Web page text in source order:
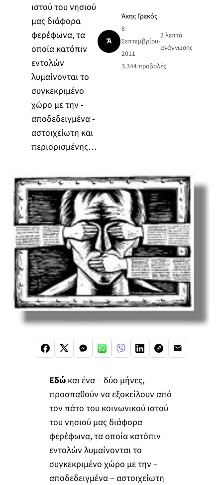
ιστού του νησιού
μας διάφορα
φερέφωνα, τα
οποία κατόπιν
εντολών
λυμαίνονται το
συγκεκριμένο
χώρο με την -
αποδεδειγμένα -
αστοιχείωτη και
περιορισμένης…
Ά
Άκης Γρεκός
8
Σεπτεμβρίου
2011
•
2 λεπτά
ανάγνωσης
3.344προβολές
Εδώ και ένα – δύο μήνες,
προσπαθούν να εξοκείλουν από
τον πάτο του κοινωνικού ιστού
του νησιού μας διάφορα
φερέφωνα, τα οποία κατόπιν
εντολών λυμαίνονται το
συγκεκριμένο χώρο με την –
αποδεδειγμένα – αστοιχείωτη